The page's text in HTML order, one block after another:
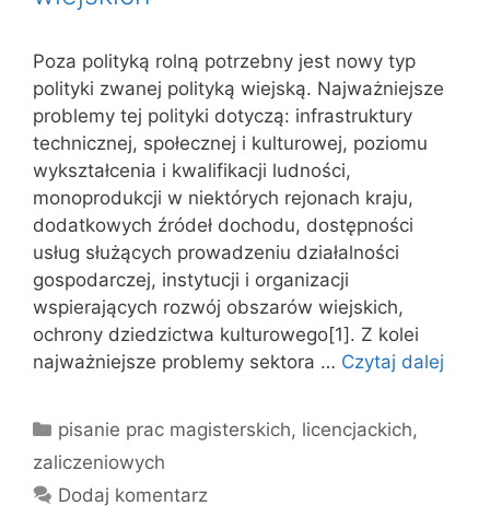
Poza polityką rolną potrzebny jest nowy typ
polityki zwanej polityką wiejską. Najważniejsze
problemy tej polityki dotyczą: infrastruktury
technicznej, społecznej i kulturowej, poziomu
wykształcenia i kwalifikacji ludności,
monoprodukcji w niektórych rejonach kraju,
dodatkowych źródeł dochodu, dostępności
usług służących prowadzeniu działalności
gospodarczej, instytucji i organizacji
wspierających rozwój obszarów wiejskich,
ochrony dziedzictwa kulturowego[1]. Z kolei
najważniejsze problemy sektora … Czytaj dalej
Kategorie
pisanie prac magisterskich, licencjackich,
zaliczeniowych
Dodaj komentarz